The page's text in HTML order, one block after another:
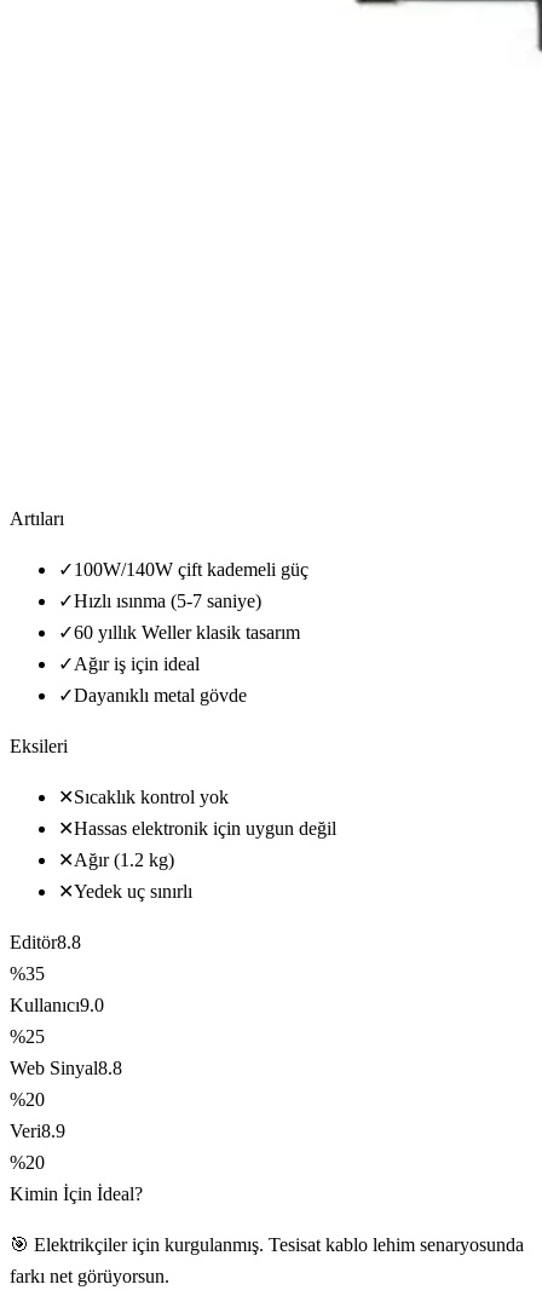
Artıları
✓100W/140W çift kademeli güç
✓Hızlı ısınma (5-7 saniye)
✓60 yıllık Weller klasik tasarım
✓Ağır iş için ideal
✓Dayanıklı metal gövde
Eksileri
✕Sıcaklık kontrol yok
✕Hassas elektronik için uygun değil
✕Ağır (1.2 kg)
✕Yedek uç sınırlı
Editör8.8
%35
Kullanıcı9.0
%25
Web Sinyal8.8
%20
Veri8.9
%20
Kimin İçin İdeal?
🎯 Elektrikçiler için kurgulanmış. Tesisat kablo lehim senaryosunda
farkı net görüyorsun.